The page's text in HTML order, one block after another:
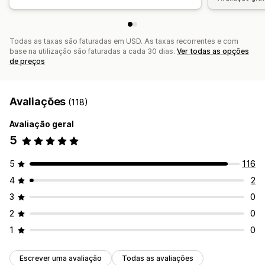
Canalize o desempenho
Todas as taxas são faturadas em USD. As taxas recorrentes e com
base na utilização são faturadas a cada 30 dias. Ver todas as opções
de preços
Avaliações (118)
Avaliação geral
5
5
116
4
2
3
0
2
0
1
0
Escrever uma avaliação Todas as avaliações